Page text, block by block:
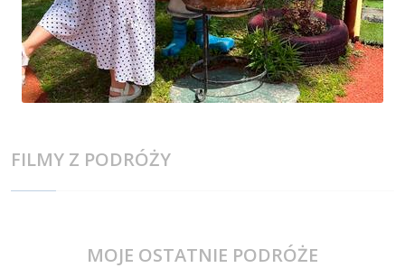
FILMY Z PODRÓŻY
MOJE OSTATNIE PODRÓŻE